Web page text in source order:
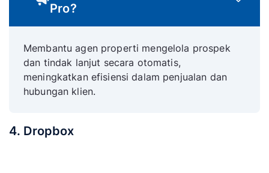
Pro?
Membantu agen properti mengelola prospek
dan tindak lanjut secara otomatis,
meningkatkan efisiensi dalam penjualan dan
hubungan klien.
4. Dropbox